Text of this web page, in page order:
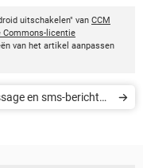
uitschakelen" van CCM
Commons-licentie
van het artikel aanpassen
en sms-berichten